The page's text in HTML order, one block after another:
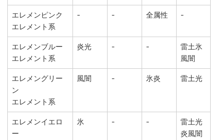
エレメンピンク
エレメント系
- - 全属性 -
エレメンブルー
エレメント系
炎光 - -
雷土氷
風闇
エレメングリー
ン
エレメント系
風闇 - 氷炎 雷土光
エレメンイエロ
ー
氷 - -
雷土光
炎風闇